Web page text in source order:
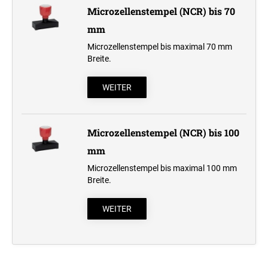
Professional Line
Microzellenstempel (NCR) bis 70
mm
Microzellenstempel bis maximal 70 mm
Breite.
WEITER
Microzellenstempel (NCR) bis 100
mm
Microzellenstempel bis maximal 100 mm
Breite.
WEITER